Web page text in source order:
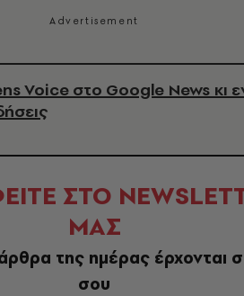
Voice στο Google News κι
ΣΤΟ
ΜΑΣ
της ημέρας έρχονται
σου